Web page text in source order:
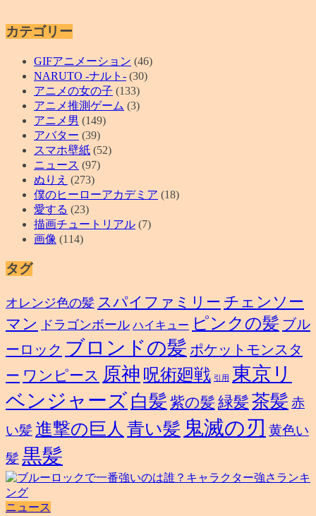
カテゴリー
GIFアニメーション (46)
NARUTO -ナルト- (30)
アニメの女の子 (133)
アニメ推測ゲーム (3)
アニメ男 (149)
アバター (39)
スマホ壁紙 (52)
ニュース (97)
ぬりえ (273)
僕のヒーローアカデミア (18)
愛する (23)
描画チュートリアル (7)
画像 (114)
タグ
オレンジ色の髪 スパイファミリー チェンソー
マン
ドラゴンボール ハイキュー ピンクの髪 ブル
ーロック ブロンドの髪 ポケットモンスタ
ー ワンピース 原神 呪術廻戦 引用
東京リ
ベンジャーズ 白髪 紫の髪 緑髪 茶髪 赤
い髪進撃の巨人 青い髪 鬼滅の刃 黄色い
髪黒髪
ニュース